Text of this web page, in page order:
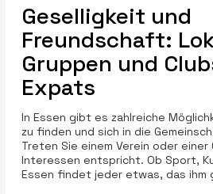
Geselligkeit und
Freundschaft:
Gruppen und
Expats
In Essen gibt es zahlreiche
zu finden und sich in die
Treten Sie einem Verein oder einer
Interessen entspricht. Ob Sport,
Essen findet jeder etwas, das ihm